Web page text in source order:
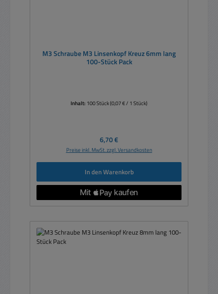
M3 Schraube M3 Linsenkopf Kreuz 6mm lang
100-Stück Pack
Inhalt: 100 Stück(0,07 € / 1 Stück)
Regulärer Preis:
6,70 €
Preise inkl. MwSt. zzgl. Versandkosten
In den Warenkorb